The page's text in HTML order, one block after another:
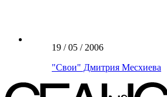
19 / 05 / 2006
"Свои" Дмитрия Месхиева